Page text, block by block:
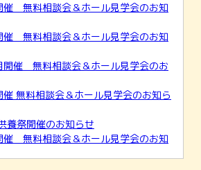
催 無料相談会＆ホール見学会のお知
催 無料相談会＆ホール見学会のお知
開催 無料相談会＆ホール見学会のお
催 無料相談会＆ホール見学会のお知ら
養祭開催のお知らせ
催 無料相談会＆ホール見学会のお知